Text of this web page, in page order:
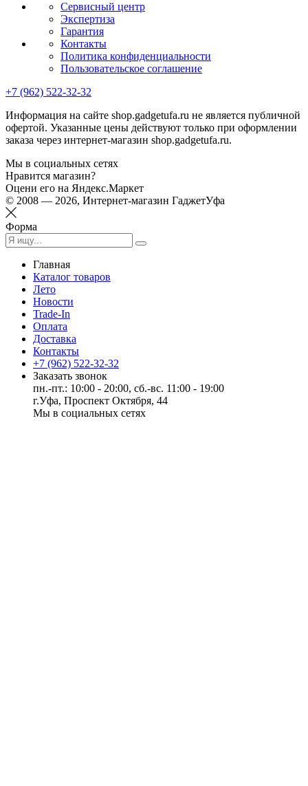
Сервисный центр
Экспертиза
Гарантия
Контакты
Политика конфиденциальности
Пользовательское соглашение
+7 (962) 522-32-32
Информация на сайте shop.gadgetufa.ru не является публичной
офертой. Указанные цены действуют только при оформлении
заказа через интернет-магазин shop.gadgetufa.ru.
Мы в социальных сетях
Нравится магазин?
Оцени его на Яндекс.Маркет
© 2008 — 2026, Интернет-магазин ГаджетУфа
Форма
Главная
Каталог товаров
Лето
Новости
Trade-In
Оплата
Доставка
Контакты
+7 (962) 522-32-32
Заказать звонок
пн.-пт.: 10:00 - 20:00, сб.-вс. 11:00 - 19:00
г.Уфа, Проспект Октября, 44
Мы в социальных сетях